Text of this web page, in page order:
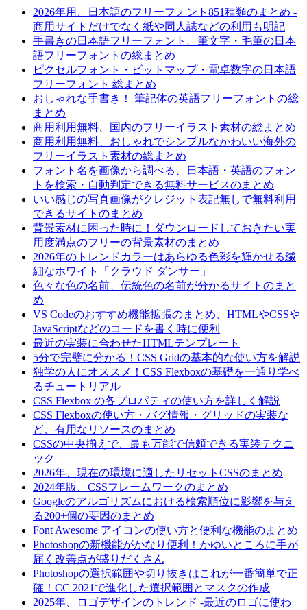
2026年用、日本語のフリーフォント851種類のまとめ -
商用サイトだけでなく紙や同人誌などの利用も明記
手書きの日本語フリーフォント、筆文字・毛筆の日本
語フリーフォントの総まとめ
ピクセルフォント・ビットマップ・電卓数字の日本語
フリーフォント 総まとめ
おしゃれな手書き！ 筆記体の英語フリーフォントの総
まとめ
商用利用無料、国内のフリーイラスト素材の総まとめ
商用利用無料、おしゃれでシンプルなかわいい海外の
フリーイラスト素材の総まとめ
フォント名を画像から調べる、日本語・英語のフォン
トを検索・自動判定できる無料サービスのまとめ
いい感じの写真画像がクレジット表記無しで無料利用
できるサイトのまとめ
背景素材に困った時に！ダウンロードしておきたい実
用度満点のフリーの背景素材のまとめ
2026年のトレンドカラーはあらゆる色彩を輝かせる繊
細なホワイト「クラウド ダンサー」
色々な色の名前、伝統色の名前が分かるサイトのまと
め
VS Codeのおすすめ機能拡張のまとめ、HTMLやCSSや
JavaScriptなどのコードを書く時に便利
最近の実装に合わせたHTMLテンプレート
5分で完璧に分かる！CSS Gridの基本的な使い方を解説
独学の人にオススメ！CSS Flexboxの基礎を一通り学べ
るチュートリアル
CSS Flexbox の各プロパティの使い方を詳しく解説
CSS Flexboxの使い方・バグ情報・グリッドの実装な
ど、有用なリソースのまとめ
CSSの中央揃えで、最も万能で信頼できる実装テクニ
ック
2026年、現在の環境に適したリセットCSSのまとめ
2024年版、CSSフレームワークのまとめ
Googleのアルゴリズムにおける検索順位に影響を与え
る200+個の要因のまとめ
Font Awesome アイコンの使い方と便利な機能のまとめ
Photoshopの新機能がかなり便利！かゆいところに手が
届く改善点が盛りだくさん
Photoshopの選択範囲や切り抜きはこれが一番簡単で正
確！CC 2021で進化した選択範囲とマスクの作成
2025年、ロゴデザインのトレンド -最近のロゴに使わ